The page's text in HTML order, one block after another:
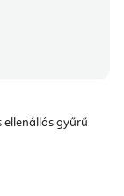
ellenállás gyűrű